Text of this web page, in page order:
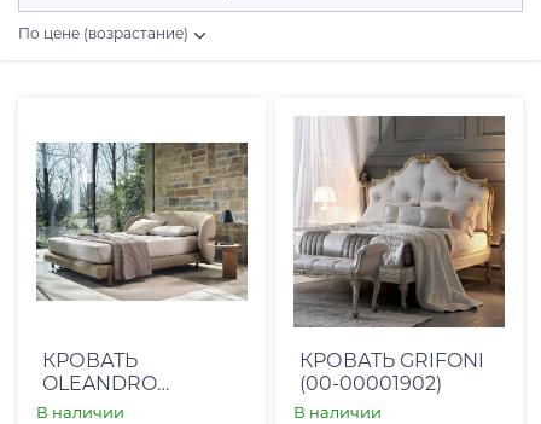
По цене (возрастание)
От
Италия (
Коллекция
КРОВАТЬ
OLEANDRO
(УТ-00005096)
В наличии
КРОВАТЬ GRIFONI
(00-00001902)
В наличии